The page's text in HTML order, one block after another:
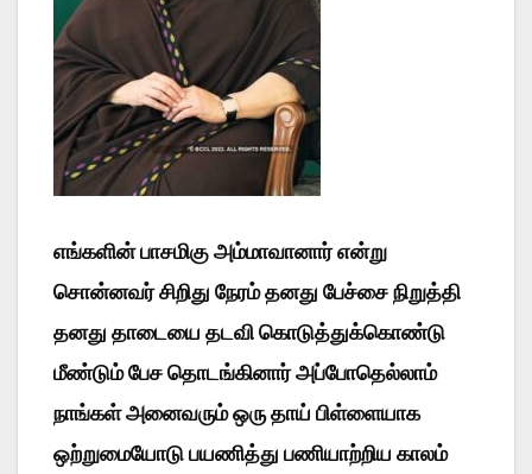
எங்களின் பாசமிகு அம்மாவானார் என்று
சொன்னவர் சிறிது நேரம் தனது பேச்சை நிறுத்தி
தனது தாடையை தடவி கொடுத்துக்கொண்டு
மீண்டும் பேச தொடங்கினார் அப்போதெல்லாம்
நாங்கள் அனைவரும் ஒரு தாய் பிள்ளையாக
ஒற்றுமையோடு பயணித்து பணியாற்றிய காலம்